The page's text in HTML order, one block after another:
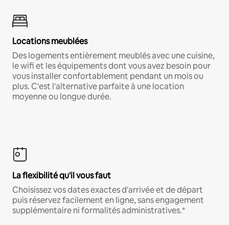
Locations meublées
Des logements entièrement meublés avec une cuisine,
le wifi et les équipements dont vous avez besoin pour
vous installer confortablement pendant un mois ou
plus. C'est l'alternative parfaite à une location
moyenne ou longue durée.
La flexibilité qu'il vous faut
Choisissez vos dates exactes d'arrivée et de départ
puis réservez facilement en ligne, sans engagement
supplémentaire ni formalités administratives.*